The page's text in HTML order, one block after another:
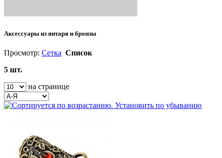
Аксессуары из янтаря и бронзы
Просмотр: Сетка Список
5 шт.
на странице